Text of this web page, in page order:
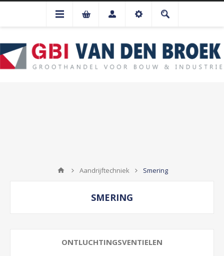
Aandrijftechniek Smering
SMERING
ONTLUCHTINGSVENTIELEN